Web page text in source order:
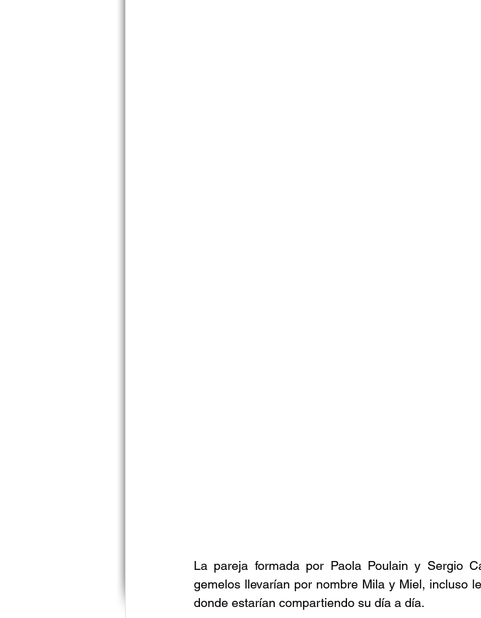
La pareja formada por Paola Poulain y Sergio
gemelos llevarían por nombre Mila y Miel, incluso
donde estarían compartiendo su día a día.